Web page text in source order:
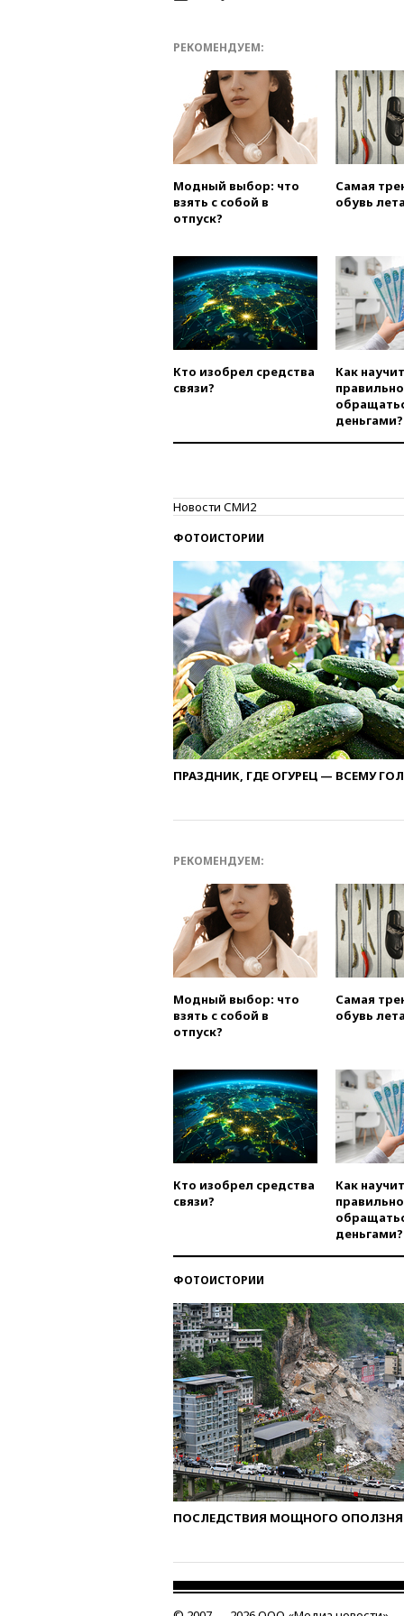
РЕКОМЕНДУЕМ:
Модный выбор: что
взять с собой в
отпуск?
Самая
обувь
Кто изобрел средства
связи?
Как
правильно
деньгами?
Новости СМИ2
ФОТОИСТОРИИ
ПРАЗДНИК, ГДЕ ОГУРЕЦ — ВСЕМУ
РЕКОМЕНДУЕМ:
Модный выбор: что
взять с собой в
отпуск?
Самая
обувь
Кто изобрел средства
связи?
Как
правильно
деньгами?
ФОТОИСТОРИИ
ПОСЛЕДСТВИЯ МОЩНОГО ОПОЛЗНЯ